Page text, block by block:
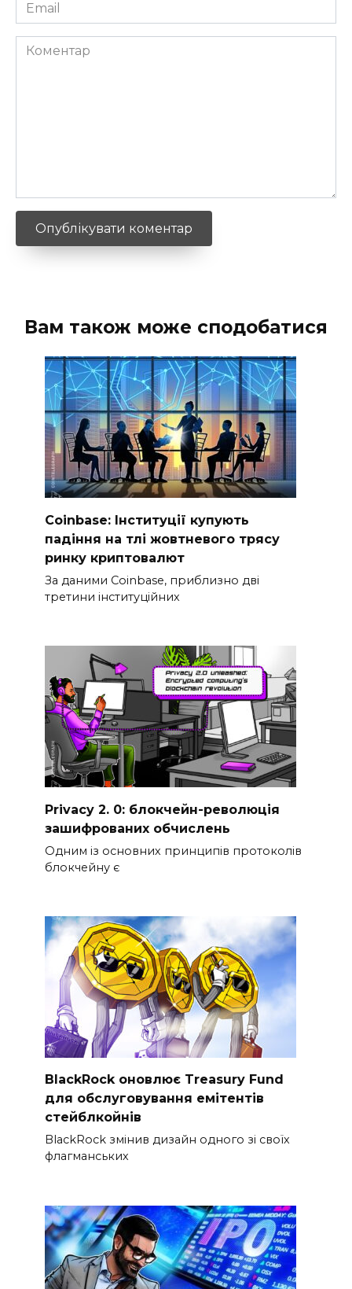
*
Коментар
Вам також може сподобатися
Coinbase: Інституції купують
падіння на тлі жовтневого трясу
ринку криптовалют
За даними Coinbase, приблизно дві
третини інституційних
Privacy 2. 0: блокчейн-революція
зашифрованих обчислень
Одним із основних принципів протоколів
блокчейну є
BlackRock оновлює Treasury Fund
для обслуговування емітентів
стейблкойнів
BlackRock змінив дизайн одного зі своїх
флагманських